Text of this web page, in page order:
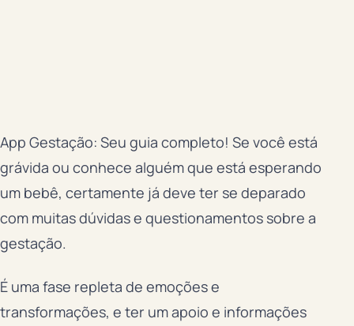
App Gestação: Seu guia completo! Se você está
grávida ou conhece alguém que está esperando
um bebê, certamente já deve ter se deparado
com muitas dúvidas e questionamentos sobre a
gestação.
É uma fase repleta de emoções e
transformações, e ter um apoio e informações